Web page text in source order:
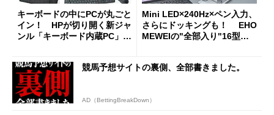
キーボードの中にPCが丸ごと
イン！ HPが切り開く新ジャ
ンル「キーボード内蔵PC」の
Mini LED×240Hz×ペン入力、
さらにドッキングも！ EHO
MEWEIの"全部入り"16型モ
競馬予想サイトの裏側、全部書きました。
AD（BettingBreakDown）